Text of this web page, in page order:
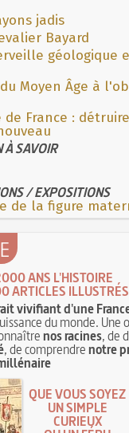
jadis
Bayard
géologique
Moyen Âge à
France :
À SAVOIR
/ EXPOSITIONS
de la figure
ANS L'HISTOIRE
ARTICLES ILLUSTRÉS
vivifiant d'une
du monde. Une
nos racines, de
, de comprendrenotre
QUE VOUS SOYEZ
UN SIMPLE
CURIEUX